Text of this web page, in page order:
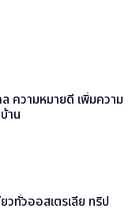
ความหมายดี เพิ่มความ
าน
วทั่วออสเตรเลีย ทริป